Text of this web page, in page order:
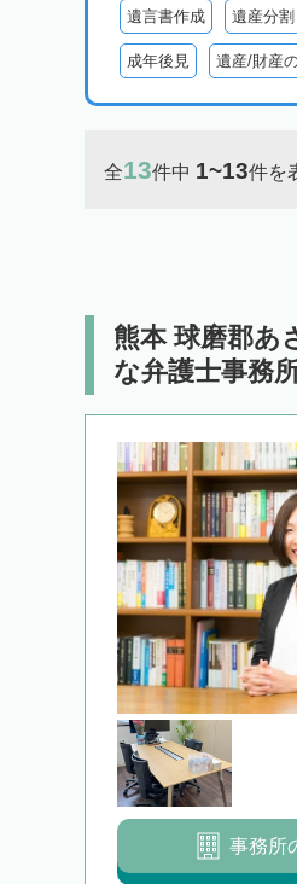
遺言書作成 遺産分割
成年後見 遺産/財産
全13件中 1~13件を
熊本 球磨郡あ
な弁護士事務
事務所